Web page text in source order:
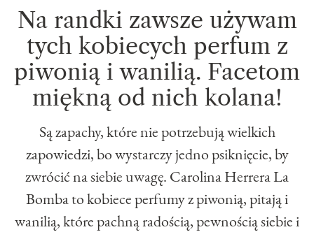
Na randki zawsze używam
tych kobiecych perfum z
piwonią i wanilią. Facetom
miękną od nich kolana!
Są zapachy, które nie potrzebują wielkich
zapowiedzi, bo wystarczy jedno psiknięcie, by
zwrócić na siebie uwagę. Carolina Herrera La
Bomba to kobiece perfumy z piwonią, pitają i
wanilią, które pachną radością, pewnością siebie i